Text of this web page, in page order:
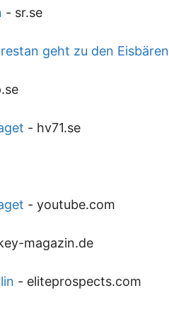
- sr.se
geht zu den Eisbären
- hv71.se
- youtube.com
magazin.de
- eliteprospects.com